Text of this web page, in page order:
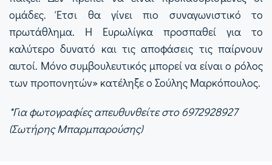
ομάδες. Έτσι θα γίνει πιο συναγωνιστικό το
πρωτάθλημα. Η Ευρωλίγκα προσπαθεί για το
καλύτερο δυνατό και τις αποφάσεις τις παίρνουν
αυτοί. Μόνο συμβουλευτικός μπορεί να είναι ο ρόλος
των προπονητών» κατέληξε ο Σούλης Μαρκόπουλος.
*Για φωτογραφίες απευθυνθείτε στο 6972928927
(Σωτήρης Μπαρμπαρούσης)